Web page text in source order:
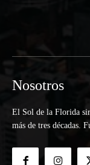
Nosotros
El Sol de la Florida
más de tres décadas.